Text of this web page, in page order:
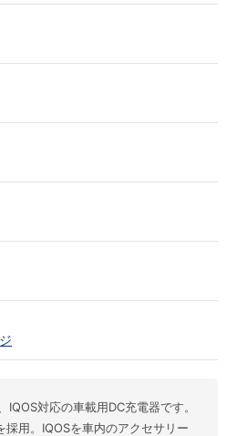
IQOS対応の車載用DC充電器です。
用。IQOSを車内のアクセサリー